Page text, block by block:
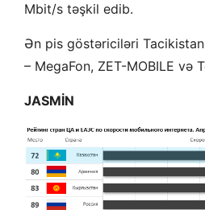
Mbit/s təşkil edib.
Ən pis göstəriciləri
– MegaFon, ZET-MOBILE və
JASMİN